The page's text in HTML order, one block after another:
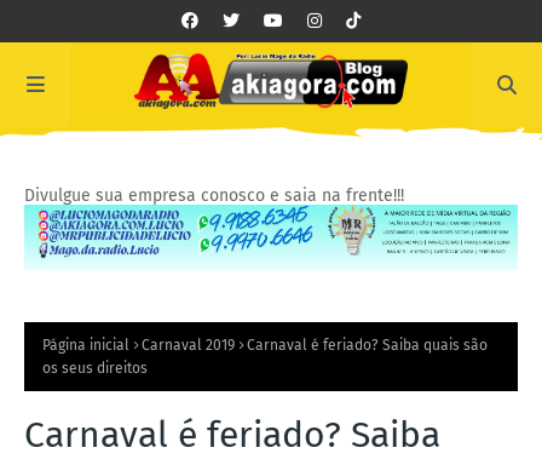
Divulgue sua empresa conosco e saia na frente!!!
Página inicial Carnaval 2019
Carnaval é feriado? Saiba quais são
os seus direitos
Carnaval é feriado? Saiba